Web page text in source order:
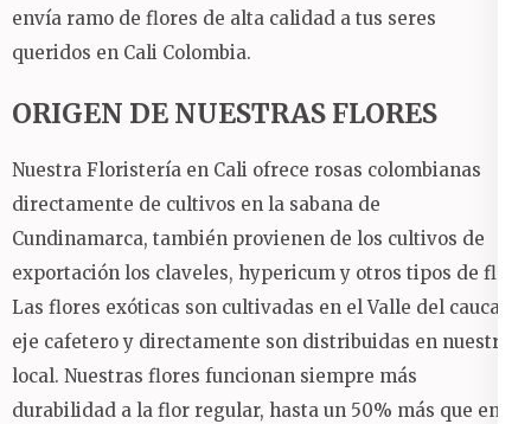
envía ramo de flores de alta calidad a tus seres
queridos en Cali Colombia.
ORIGEN DE NUESTRAS FLORES
Nuestra Floristería en Cali ofrece rosas colombianas
directamente de cultivos en la sabana de
Cundinamarca, también provienen de los cultivos de
exportación los claveles, hypericum y otros tipos de flor.
Las flores exóticas son cultivadas en el Valle del cauca y
eje cafetero y directamente son distribuidas en nuestro
local. Nuestras flores funcionan siempre más
durabilidad a la flor regular, hasta un 50% más que en